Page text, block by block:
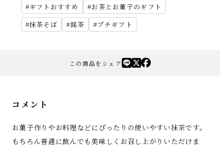
ギフトおすすめ
お茶とお菓子のギフト
抹茶そば
銘茶 プチギフト
この商品をシェア
コメント
お菓子作りやお料理などにぴったりの使いやすい抹茶です。
もちろん普通に飲んでも美味しくお召し上がりいただけま